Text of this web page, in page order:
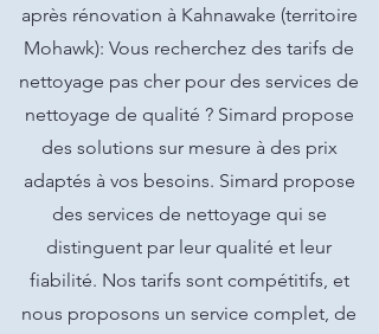
après rénovation à Kahnawake (territoire
Mohawk): Vous recherchez des tarifs de
nettoyage pas cher pour des services de
nettoyage de qualité ? Simard propose
des solutions sur mesure à des prix
adaptés à vos besoins. Simard propose
des services de nettoyage qui se
distinguent par leur qualité et leur
fiabilité. Nos tarifs sont compétitifs, et
nous proposons un service complet, de